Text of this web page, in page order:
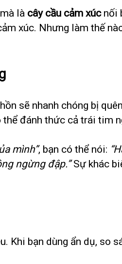
là cây cầu cảm xúcnối
xúc. Nhưng làm thế
sẽ nhanh chóng bị
đánh thức cả trái tim
mình”, bạn có thể nói:
ngừng đập.”Sự khác
Khi bạn dùng ẩn dụ, so